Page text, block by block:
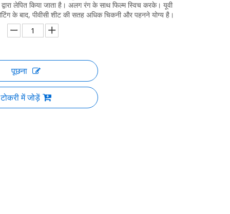
द्वारा लेपित किया जाता है। अलग रंग के साथ फिल्म स्विच करके। यूवी
के बाद, पीवीसी शीट की सतह अधिक चिकनी और पहनने योग्य है।
पूछना
टोकरी में जोड़ें